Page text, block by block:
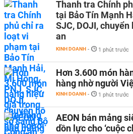
Thanh tra Chính
tại Bảo Tín Mạnh
SJC, DOJI,
an
KINH DOANH - 1 phút trước
Hơn 3.600 món
hàng nhờ người
KINH DOANH - 1 phút trước
AEON bán mảng
dồn lực cho ‘cuộc